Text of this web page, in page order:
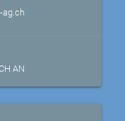
AN